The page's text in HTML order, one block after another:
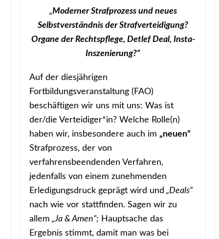
„Moderner Strafprozess und neues
Selbstverständnis der Strafverteidigung?
Organe der Rechtspflege, Detlef Deal, Insta-
Inszenierung?“
Auf der diesjährigen
Fortbildungsveranstaltung (FAO)
beschäftigen wir uns mit uns: Was ist
der/die Verteidiger*in? Welche Rolle(n)
haben wir, insbesondere auch im„neuen“
Strafprozess, der von
verfahrensbeendenden Verfahren,
jedenfalls von einem zunehmenden
Erledigungsdruck geprägt wird und „Deals“
nach wie vor stattfinden. Sagen wir zu
allem „Ja & Amen“; Hauptsache das
Ergebnis stimmt, damit man was bei